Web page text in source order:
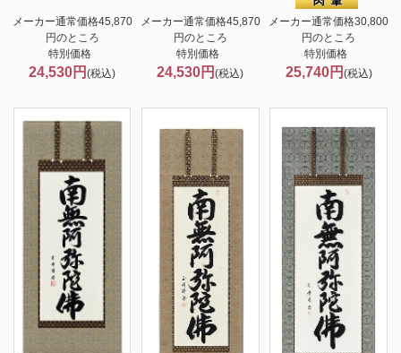
メーカー通常価格45,870
円のところ
特別価格
24,530円(税込)
メーカー通常価格45,870
円のところ
特別価格
24,530円(税込)
メーカー通常価格30,800
円のところ
特別価格
25,740円 (税込)